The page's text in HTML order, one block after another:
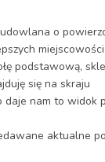
o
podstawową,
się na skraju
daje nam to widok
aktualne